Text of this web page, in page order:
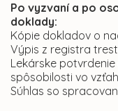
Po vyzvaní a po
doklady:
Kópie dokladov o
Výpis z registra
Lekárske
spôsobilosti vo
Súhlas so